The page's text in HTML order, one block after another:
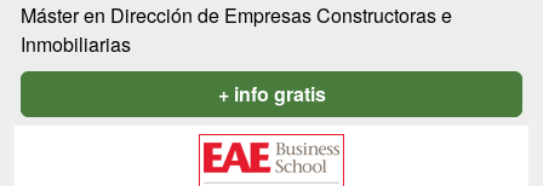
Máster en Dirección de Empresas Constructoras e
Inmobiliarias
+ info gratis